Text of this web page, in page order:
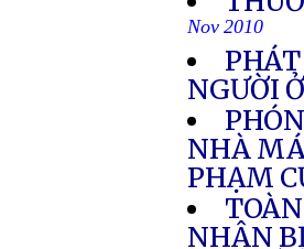
Nov 2010
NGƯỜI
NHÀ
PHẠM
NHÂN